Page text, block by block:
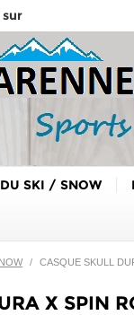
sur
SKI / SNOW
/ CASQUE SKULL
X SPIN